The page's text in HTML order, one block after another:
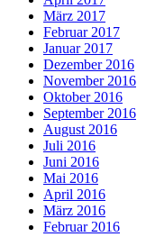
März 2017
Februar 2017
Januar 2017
Dezember 2016
November 2016
Oktober 2016
September 2016
August 2016
Juli 2016
Juni 2016
Mai 2016
April 2016
März 2016
Februar 2016